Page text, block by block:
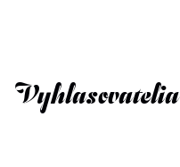
Vyhlasovatelia